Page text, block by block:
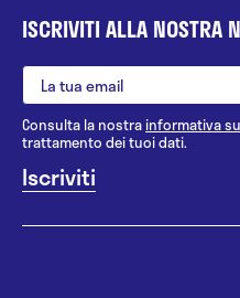
ISCRIVITI ALLA NOSTRA
Consulta la nostrainformativa
trattamento dei tuoi dati.